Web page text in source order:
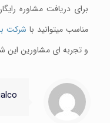
برای دریافت مشاوره
مناسب میتوانید با شرکت
و تجربه ای مشاورین این